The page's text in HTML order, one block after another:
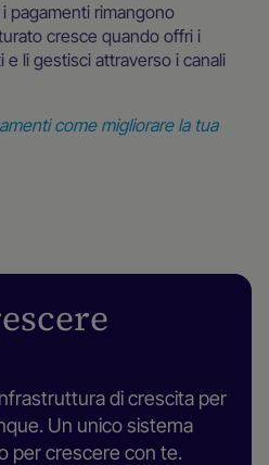
pagamenti rimangono
cresce quando offri i
li gestisci attraverso i canali
come migliorare la tua
di crescita per
Un unico sistema
per crescere con te.